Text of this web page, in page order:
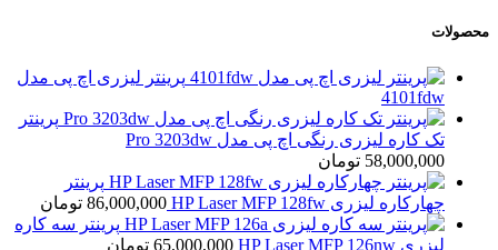
محصولات
پرینتر لیزری اچ پی مدل
4101fdw
پرینتر
تک کاره لیزری رنگی اچ پی مدل Pro 3203dw
58,000,000 تومان
پرینتر
چهارکاره لیزری HP Laser MFP 128fw
86,000,000 تومان
پرینتر سه کاره
لیزری HP Laser MFP 126nw
65,000,000 تومان